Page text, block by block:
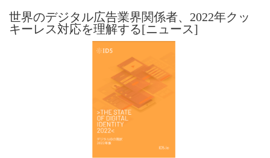
世界のデジタル広告業界関係者、2022年クッ
キーレス対応を理解する[ニュース]